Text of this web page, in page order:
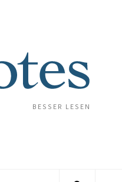
BESSER LESEN